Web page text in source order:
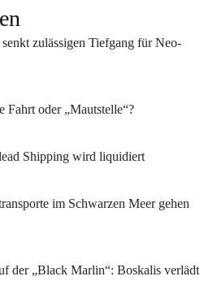
senkt zulässigen Tiefgang für Neo-
Fahrt oder „Mautstelle“?
Shipping wird liquidiert
im Schwarzen Meer gehen
der „Black Marlin“: Boskalis verlädt